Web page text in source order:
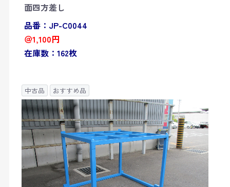
面四方差し
品番：JP-C0044
＠1,100円
在庫数：162枚
中古品 おすすめ品